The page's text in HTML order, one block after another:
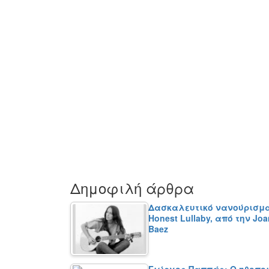
Δημοφιλή άρθρα
Δασκαλευτικό
Honest Lullaby, από την
Baez